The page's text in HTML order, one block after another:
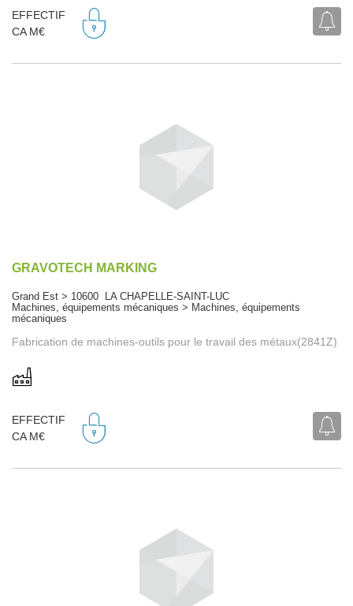
EFFECTIF
CA M€
GRAVOTECH MARKING
Grand Est > 10600 LA CHAPELLE-SAINT-LUC
Machines, équipements mécaniques > Machines, équipements
mécaniques
Fabrication de machines-outils pour le travail des métaux(2841Z)
EFFECTIF
CA M€